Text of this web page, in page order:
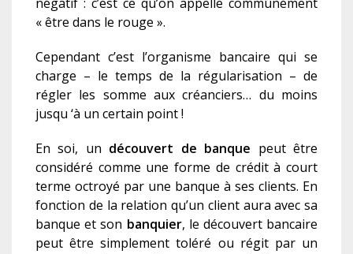
négatif : c’est ce qu’on appelle communément
« être dans le rouge ».
Cependant c’est l’organisme bancaire qui se
charge – le temps de la régularisation – de
régler les somme aux créanciers… du moins
jusqu ‘à un certain point !
En soi, un découvert de banque peut être
considéré comme une forme de crédit à court
terme octroyé par une banque à ses clients. En
fonction de la relation qu’un client aura avec sa
banque et son banquier, le découvert bancaire
peut être simplement toléré ou régit par un